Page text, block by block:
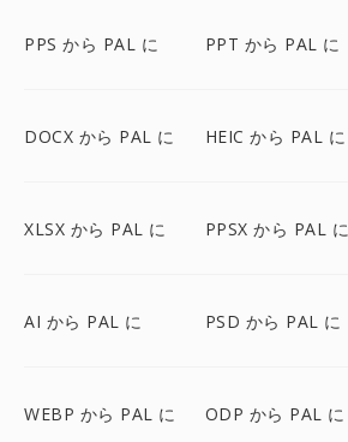
PPS から PAL に PPT から PAL に
DOCX から PAL に HEIC から PAL に
XLSX から PAL に PPSX から PAL に
AI から PAL に PSD から PAL に
WEBP から PAL に ODP から PAL に